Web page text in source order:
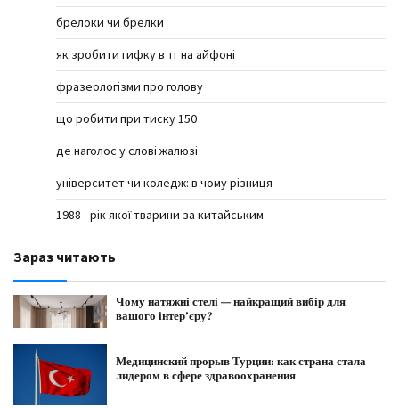
брелоки чи брелки
як зробити гифку в тг на айфоні
фразеологізми про голову
що робити при тиску 150
де наголос у слові жалюзі
університет чи коледж: в чому різниця
1988 - рік якої тварини за китайським
Зараз читають
Чому натяжні стелі — найкращий вибір для
вашого інтер’єру?
Медицинский прорыв Турции: как страна стала
лидером в сфере здравоохранения